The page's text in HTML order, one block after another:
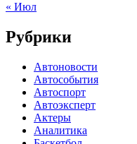
« Июл
Рубрики
Автоновости
Автособытия
Автоспорт
Автоэксперт
Актеры
Аналитика